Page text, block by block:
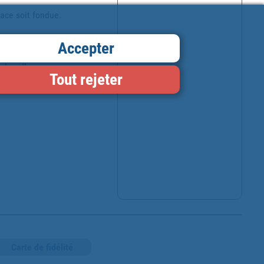
de compagnie.
la rallumer.
Accepter
Tout rejeter